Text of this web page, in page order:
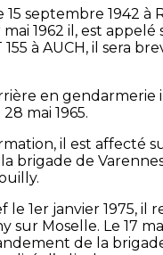
septembre 1942 à
1962 il, est appelé
à AUCH, il sera
en gendarmerie
mai 1965.
il est affecté
brigade de
le 1er janvier 1975, il
sur Moselle. Le 17
de la